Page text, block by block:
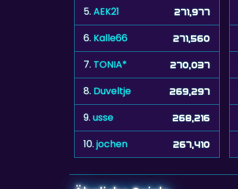
5.AEK21 271,977
6. Kalle66 271,560
7. TONIA* 270,037
8. Duveltje 269,297
9.usse 268,216
10.jochen 267,410